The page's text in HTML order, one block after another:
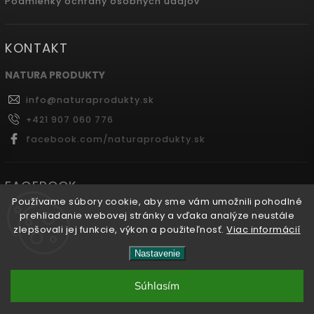
Používame súbory cookie, aby sme vám umožnili pohodlné
prehliadanie webovej stránky a vďaka analýze neustále
zlepšovali jej funkcie, výkon a použiteľnosť.Viac informácií
Nastavenie
Súhlasím
KONTAKT
NATURA PRODUKTY
info@naturaprodukty.sk
+421 907 060 776
facebook.com/naturaprodukty.sk
FACEBOOK
Naturaprodukty.sk
vyhradené.
Shoptet| Design